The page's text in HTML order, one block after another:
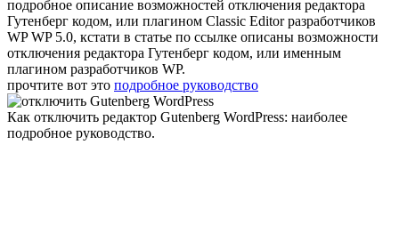
подробное описание возможностей отключения редактора
Гутенберг кодом, или плагином Classic Editor разработчиков
WPWP 5.0, кстати в статье по ссылке описаны возможности
отключения редактора Гутенберг кодом, или именным
плагином разработчиков WP.
прочтите вот это подробное руководство
Как отключить редактор Gutenberg WordPress: наиболее
подробное руководство.